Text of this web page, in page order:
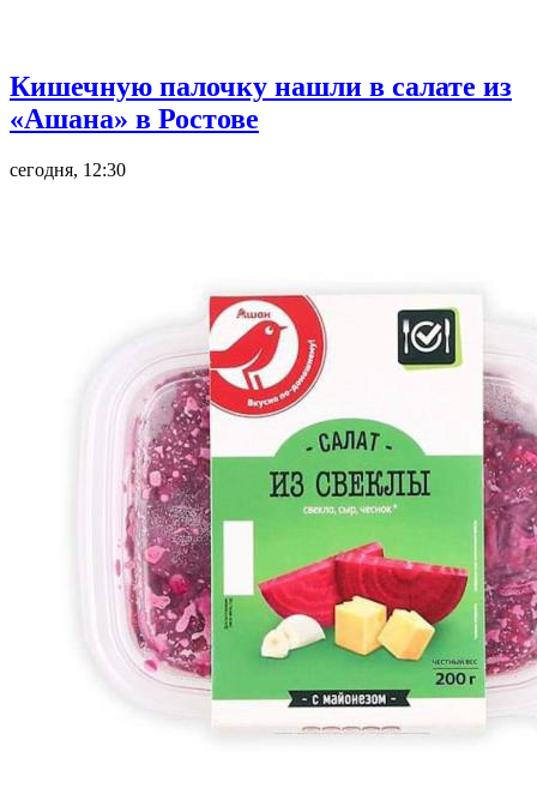
Кишечную палочку нашли в салате из
«Ашана» в Ростове
сегодня, 12:30